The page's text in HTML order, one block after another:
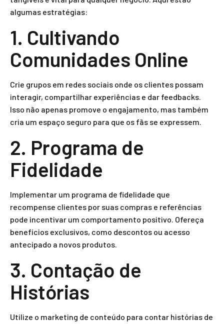
algumas estratégias:
1. Cultivando
Comunidades Online
Crie grupos em redes sociais onde os clientes possam
interagir, compartilhar experiências e dar feedbacks.
Isso não apenas promove o engajamento, mas também
cria um espaço seguro para que os fãs se expressem.
2. Programa de
Fidelidade
Implementar um programa de fidelidade que
recompense clientes por suas compras e referências
pode incentivar um comportamento positivo. Ofereça
benefícios exclusivos, como descontos ou acesso
antecipado a novos produtos.
3. Contação de
Histórias
Utilize o marketing de conteúdo para contar histórias de